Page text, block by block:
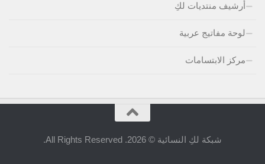
أرشيف منتديات لكِ
لوحة مفاتيج عربية
مركز الابتسامات
شبكة لكِ النسائية © 2026. All Rights Reserved.